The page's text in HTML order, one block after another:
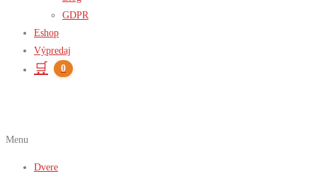
GDPR
Eshop
Výpredaj
🛒 0
Menu
Dvere